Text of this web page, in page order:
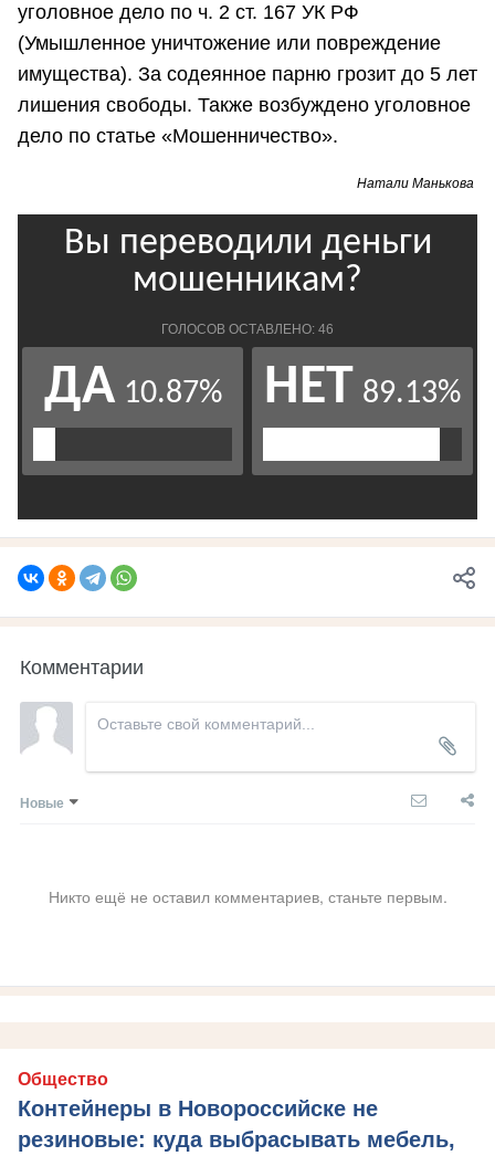
уголовное дело по ч. 2 ст. 167 УК РФ
(Умышленное уничтожение или повреждение
имущества). За содеянное парню грозит до 5 лет
лишения свободы. Также возбуждено уголовное
дело по статье «Мошенничество».
Натали Манькова
Комментарии
Новые
Никто ещё не оставил комментариев, станьте первым.
Общество
Контейнеры в Новороссийске не
резиновые: куда выбрасывать мебель,